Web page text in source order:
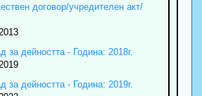
договор/учредителен акт/
за дейността - Година: 2018г.
за дейността - Година: 2019г.